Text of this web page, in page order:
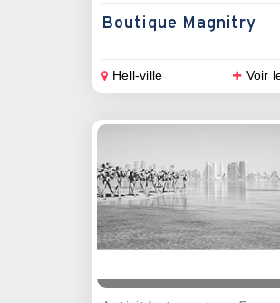
Boutique Magnitry
Hell-ville Voir